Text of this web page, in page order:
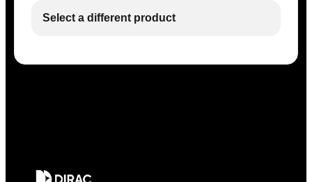
Select a different product